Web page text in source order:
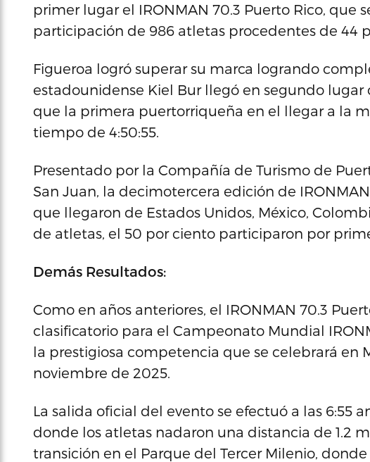
primer lugar el IRONMAN 70.3 Puerto Rico, que
participación de 986 atletas procedentes de 44
Figueroa logró superar su marca logrando
estadounidense Kiel Bur llegó en segundo lugar
que la primera puertorriqueña en el llegar a la
tiempo de 4:50:55.
Presentado por la Compañía de Turismo de
San Juan, la decimotercera edición de
que llegaron de Estados Unidos, México,
de atletas, el 50 por ciento participaron por
Demás Resultados:
Como en años anteriores, el IRONMAN 70.3
clasificatorio para el Campeonato Mundial
la prestigiosa competencia que se celebrará en
noviembre de 2025.
La salida oficial del evento se efectuó a las 6:55
donde los atletas nadaron una distancia de 1.2
transición en el Parque del Tercer Milenio,